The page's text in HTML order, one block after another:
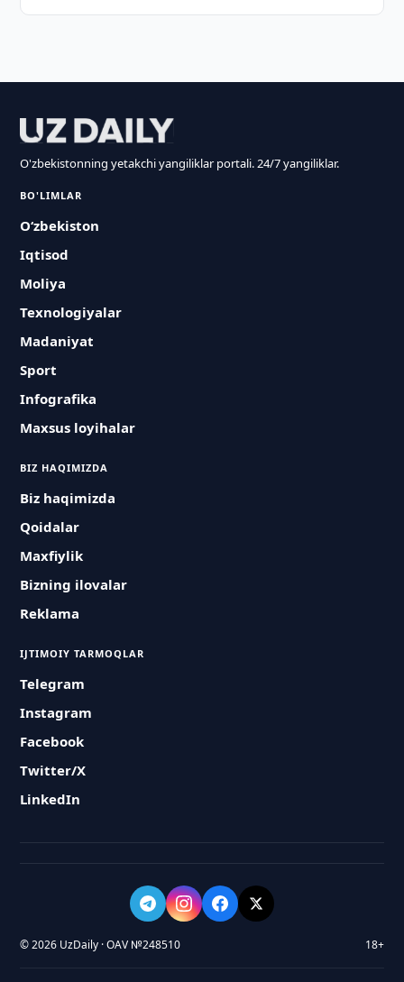
O'zbekistonning yetakchi yangiliklar portali. 24/7 yangiliklar.
BO'LIMLAR
O‘zbekiston
Iqtisod
Moliya
Texnologiyalar
Madaniyat
Sport
Infografika
Maxsus loyihalar
BIZ HAQIMIZDA
Biz haqimizda
Qoidalar
Maxfiylik
Bizning ilovalar
Reklama
IJTIMOIY TARMOQLAR
Telegram
Instagram
Facebook
Twitter/X
LinkedIn
© 2026 UzDaily · OAV №248510 18+